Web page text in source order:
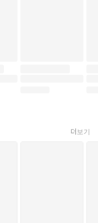
더보기